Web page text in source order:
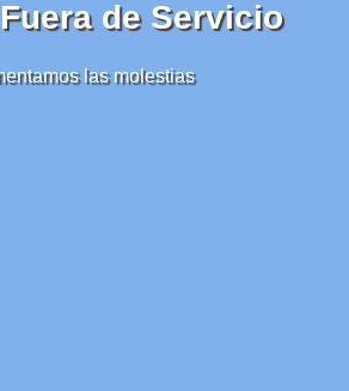
de Servicio
las molestias